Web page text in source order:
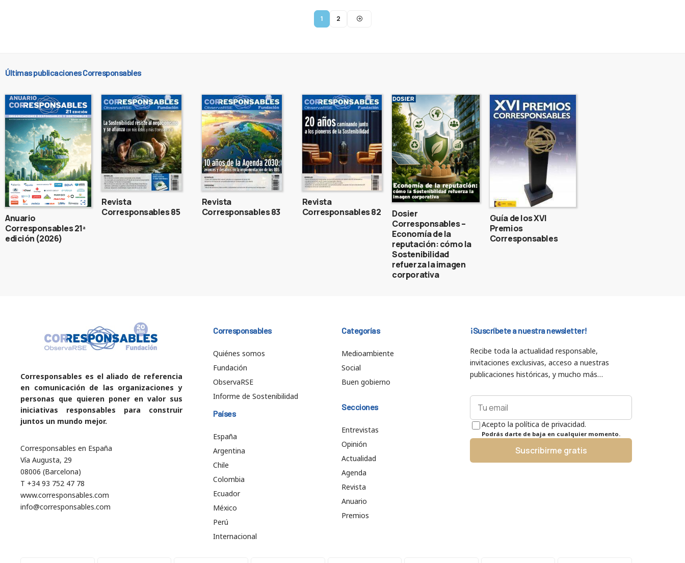
1 2
Últimas publicaciones Corresponsables
Anuario
Corresponsables 21ª
edición (2026)
Revista
Corresponsables 85
Revista
Corresponsables 83
Revista
Corresponsables 82
Dosier
Corresponsables –
Economía de la
reputación: cómo la
Sostenibilidad
refuerza la imagen
corporativa
Guía de los XVI
Premios
Corresponsables
Corresponsables es el aliado de referencia
en comunicación de las organizaciones y
personas que quieren poner en valor sus
iniciativas responsables para construir
juntos un mundo mejor.
Corresponsables en España
Vía Augusta, 29
08006 (Barcelona)
T +34 93 752 47 78
www.corresponsables.com
info@corresponsables.com
Corresponsables
Quiénes somos
Fundación
ObservaRSE
Informe de Sostenibilidad
Países
España
Argentina
Chile
Colombia
Ecuador
México
Perú
Internacional
Categorías
Medioambiente
Social
Buen gobierno
Secciones
Entrevistas
Opinión
Actualidad
Agenda
Revista
Anuario
Premios
¡Suscríbete a nuestra newsletter!
Recibe toda la actualidad responsable,
invitaciones exclusivas, acceso a nuestras
publicaciones históricas, y mucho más…
Acepto la política de privacidad.
Podrás darte de baja en cualquier momento.
Suscribirme gratis